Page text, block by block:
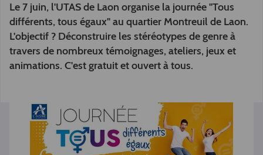
Le 7 juin, l'UTAS de Laon organise la journée "Tous
différents, tous égaux" au quartier Montreuil de Laon.
L'objectif ? Déconstruire les stéréotypes de genre à
travers de nombreux témoignages, ateliers, jeux et
animations. C'est gratuit et ouvert à tous.